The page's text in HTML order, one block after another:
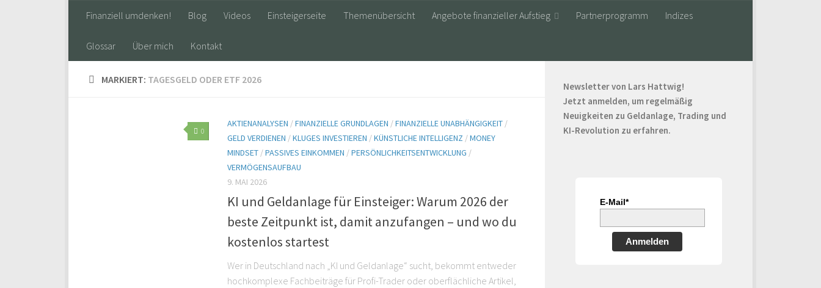
Finanziell umdenken! Blog Videos Einsteigerseite Themenübersicht Angebote finanzieller Aufstieg Partnerprogramm Indizes
Glossar Über mich Kontakt
MARKIERT: TAGESGELD ODER ETF 2026
0
AKTIENANALYSEN /FINANZIELLE GRUNDLAGEN /FINANZIELLE UNABHÄNGIGKEIT /
GELD VERDIENEN /KLUGES INVESTIEREN /KÜNSTLICHE INTELLIGENZ /MONEY
MINDSET /PASSIVES EINKOMMEN /PERSÖNLICHKEITSENTWICKLUNG /
VERMÖGENSAUFBAU
9. MAI 2026
KI und Geldanlage für Einsteiger: Warum 2026 der
beste Zeitpunkt ist, damit anzufangen – und wo du
kostenlos startest
Wer in Deutschland nach „KI und Geldanlage“ sucht, bekommt entweder
hochkomplexe Fachbeiträge für Profi-Trader oder oberflächliche Artikel,
Newsletter von Lars Hattwig!
Jetzt anmelden, um regelmäßig
Neuigkeiten zu Geldanlage, Trading und
KI-Revolution zu erfahren.
E-Mail*
Anmelden